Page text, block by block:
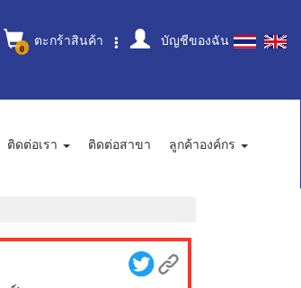
0 ตะกร้าสินค้า บัญชีของฉัน
ติดต่อเรา ติดต่อสาขา
ลูกค้าองค์กร